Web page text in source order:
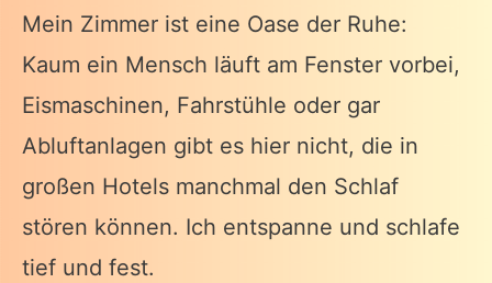
Mein Zimmer ist eine Oase der Ruhe:
Kaum ein Mensch läuft am Fenster vorbei,
Eismaschinen, Fahrstühle oder gar
Abluftanlagen gibt es hier nicht, die in
großen Hotels manchmal den Schlaf
stören können. Ich entspanne und schlafe
tief und fest.